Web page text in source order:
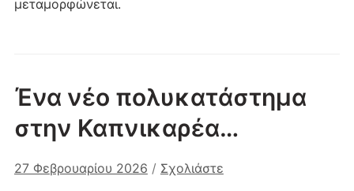
μεταμορφώνεται.
Ένα νέο πολυκατάστημα
στην Καπνικαρέα…
27 Φεβρουαρίου 2026 / Σχολιάστε